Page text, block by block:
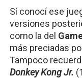
Sí conocí ese
versiones
como la del
más preciadas
Tampoco
Donkey Kong Jr.